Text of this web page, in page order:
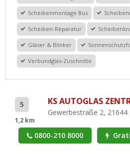
Scheibenmontage Bus
Scheiben-Reparatur
Gläser & Blinker
Verbundglas-Zuschnitte
5
1,2 km
KS AUTOGLAS
Gewerbestraße 2, 21644
0800-210 8000